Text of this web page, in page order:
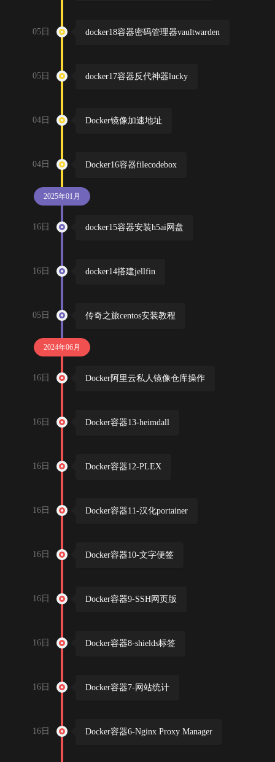
05日 docker18容器密码管理器vaultwarden
05日 docker17容器反代神器lucky
04日 Docker镜像加速地址
04日 Docker16容器filecodebox
2025年01月
16日 docker15容器安装h5ai网盘
16日 docker14搭建jellfin
05日 传奇之旅centos安装教程
2024年06月
16日 Docker阿里云私人镜像仓库操作
16日 Docker容器13-heimdall
16日 Docker容器12-PLEX
16日 Docker容器11-汉化portainer
16日 Docker容器10-文字便签
16日 Docker容器9-SSH网页版
16日 Docker容器8-shields标签
16日 Docker容器7-网站统计
16日 Docker容器6-Nginx Proxy Manager